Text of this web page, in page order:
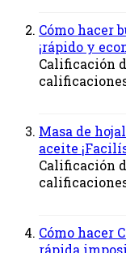
Cómo hacer
¡rápido y
Calificación
Masa de
aceite
Calificación
Cómo hacer
rápida